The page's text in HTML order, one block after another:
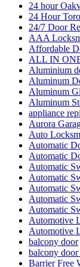
24 hour
24 Hour
24/7 Door
AAA
Affordable
ALL IN
Aluminium
Aluminum
Aluminum
Aluminum
appliance
Aurora
Auto
Automatic
Automatic
Automatic
Automatic
Automatic
Automatic
Automatic
Automotive
Automotive
balcony door
balcony door
Barrier Free